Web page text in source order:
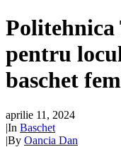
pentru
baschet
aprilie 11, 2024
|In Baschet
|By Oancia Dan